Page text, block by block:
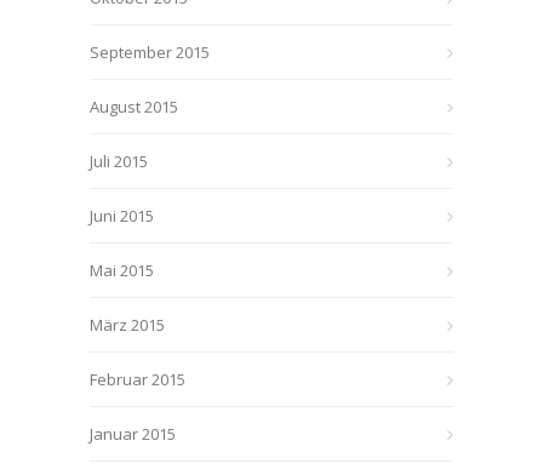
September 2015
August 2015
Juli 2015
Juni 2015
Mai 2015
März 2015
Februar 2015
Januar 2015